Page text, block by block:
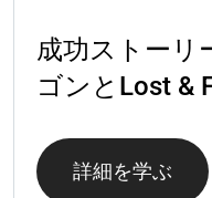
成功ストーリ
ゴンとLost &
詳細を学ぶ